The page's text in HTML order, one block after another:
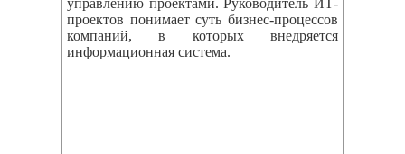
управлению проектами. Руководитель ИТ-
проектов понимает суть бизнес-процессов
компаний, в которых внедряется
информационная система.